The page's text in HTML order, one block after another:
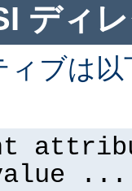
ディ
ィブは